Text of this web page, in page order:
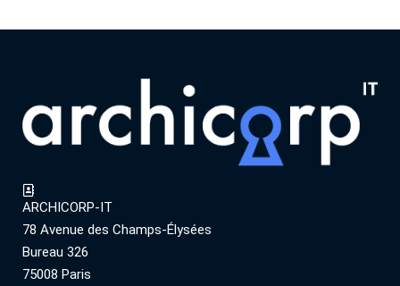
ARCHICORP-IT
78 Avenue des Champs-Élysées
Bureau 326
75008 Paris